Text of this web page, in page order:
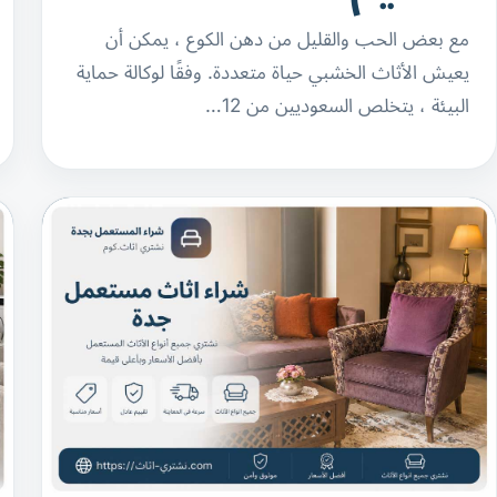
مع بعض الحب والقليل من دهن الكوع ، يمكن أن
يعيش الأثاث الخشبي حياة متعددة. وفقًا لوكالة حماية
البيئة ، يتخلص السعوديين من 12…